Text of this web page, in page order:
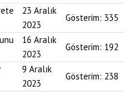
23 Aralık
2023
Gösterim: 335
16 Aralık
2023
Gösterim: 192
9 Aralık
2023
Gösterim: 238